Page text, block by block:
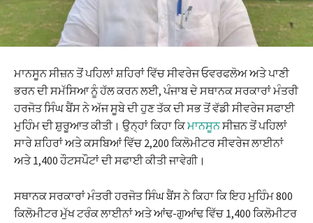
ਮਾਨਸੂਨ ਸੀਜ਼ਨ ਤੋਂ ਪਹਿਲਾਂ ਸ਼ਹਿਰਾਂ ਵਿੱਚ ਸੀਵਰੇਜ ਓਵਰਫਲੋਅ ਅਤੇ ਪਾਣੀ
ਭਰਨ ਦੀ ਸਮੱਸਿਆ ਨੂੰ ਹੱਲ ਕਰਨ ਲਈ, ਪੰਜਾਬ ਦੇ ਸਥਾਨਕ ਸਰਕਾਰਾਂ ਮੰਤਰੀ
ਹਰਜੋਤ ਸਿੰਘ ਬੈਂਸ ਨੇ ਅੱਜ ਸੂਬੇ ਦੀ ਹੁਣ ਤੱਕ ਦੀ ਸਭ ਤੋਂ ਵੱਡੀ ਸੀਵਰੇਜ ਸਫਾਈ
ਮੁਹਿੰਮ ਦੀ ਸ਼ੁਰੂਆਤ ਕੀਤੀ। ਉਨ੍ਹਾਂ ਕਿਹਾ ਕਿਮਾਨਸੂਨਸੀਜ਼ਨ ਤੋਂ ਪਹਿਲਾਂ
ਸਾਰੇ ਸ਼ਹਿਰਾਂ ਅਤੇ ਕਸਬਿਆਂ ਵਿੱਚ 2,200 ਕਿਲੋਮੀਟਰ ਸੀਵਰੇਜ ਲਾਈਨਾਂ
ਅਤੇ 1,400 ਹੌਟਸਪੌਟਾਂ ਦੀ ਸਫਾਈ ਕੀਤੀ ਜਾਵੇਗੀ।
ਸਥਾਨਕ ਸਰਕਾਰਾਂ ਮੰਤਰੀ ਹਰਜੋਤ ਸਿੰਘ ਬੈਂਸ ਨੇ ਕਿਹਾ ਕਿ ਇਹ ਮੁਹਿੰਮ 800
ਕਿਲੋਮੀਟਰ ਮੁੱਖ ਟਰੰਕ ਲਾਈਨਾਂ ਅਤੇ ਆਂਢ-ਗੁਆਂਢ ਵਿੱਚ 1,400 ਕਿਲੋਮੀਟਰ